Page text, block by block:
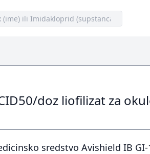
doz liofilizat za
sredstvo Avishield IB